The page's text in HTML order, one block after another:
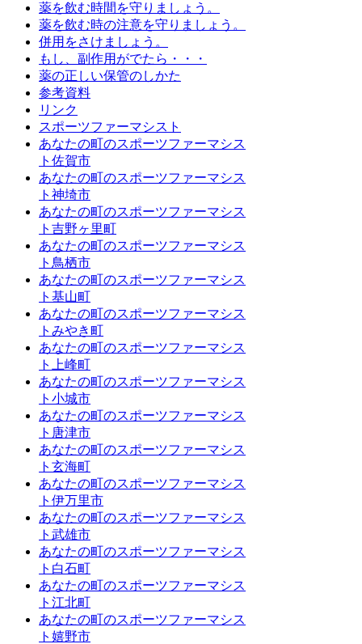
薬を飲む時間を守りましょう。
薬を飲む時の注意を守りましょう。
併用をさけましょう。
もし、副作用がでたら・・・
薬の正しい保管のしかた
参考資料
リンク
スポーツファーマシスト
あなたの町のスポーツファーマシス
ト佐賀市
あなたの町のスポーツファーマシス
ト神埼市
あなたの町のスポーツファーマシス
ト吉野ヶ里町
あなたの町のスポーツファーマシス
ト鳥栖市
あなたの町のスポーツファーマシス
ト基山町
あなたの町のスポーツファーマシス
トみやき町
あなたの町のスポーツファーマシス
ト上峰町
あなたの町のスポーツファーマシス
ト小城市
あなたの町のスポーツファーマシス
ト唐津市
あなたの町のスポーツファーマシス
ト玄海町
あなたの町のスポーツファーマシス
ト伊万里市
あなたの町のスポーツファーマシス
ト武雄市
あなたの町のスポーツファーマシス
ト白石町
あなたの町のスポーツファーマシス
ト江北町
あなたの町のスポーツファーマシス
ト嬉野市